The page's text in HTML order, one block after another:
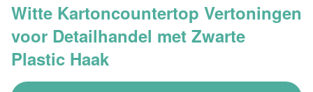
Witte Kartoncountertop Vertoningen
voor Detailhandel met Zwarte
Plastic Haak